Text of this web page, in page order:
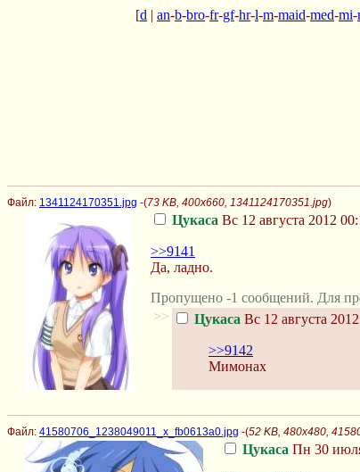
[d | an-b-bro-fr-gf-hr-l-m-maid-med-mi-
Файл: 1341124170351.jpg -(73 KB, 400x660, 1341124170351.jpg)
Цукаса Вс 12 августа 2012
>>9141
Да, ладно.
Пропущено -1 сообщений. Для
>>
Цукаса Вс 12 августа
>>9142
Мимонах
Файл: 41580706_1238049011_x_fb0613a0.jpg -(52 KB, 480x480,
Цукаса Пн 30